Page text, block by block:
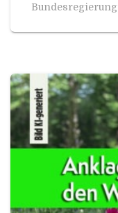
Bundesregierung